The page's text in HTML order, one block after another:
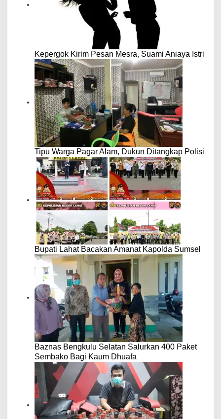
Kepergok Kirim Pesan Mesra, Suami Aniaya Istri
Tipu Warga Pagar Alam, Dukun Ditangkap Polisi
Bupati Lahat Bacakan Amanat Kapolda Sumsel
Baznas Bengkulu Selatan Salurkan 400 Paket
Sembako Bagi Kaum Dhuafa